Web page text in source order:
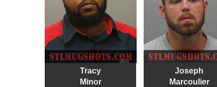
Tracy
Minor
Joseph
Marcoulier